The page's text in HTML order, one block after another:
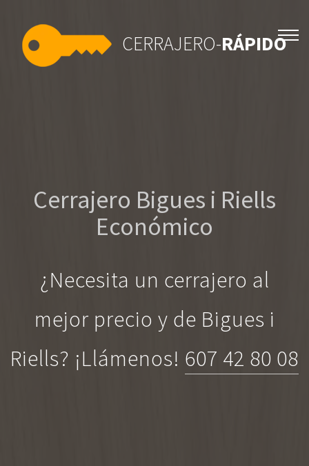
CERRAJERO-RÁPIDO
Cerrajero Bigues i Riells
Económico
¿Necesita un cerrajero al
mejor precio y de Bigues i
Riells? ¡Llámenos! 607 42 80 08